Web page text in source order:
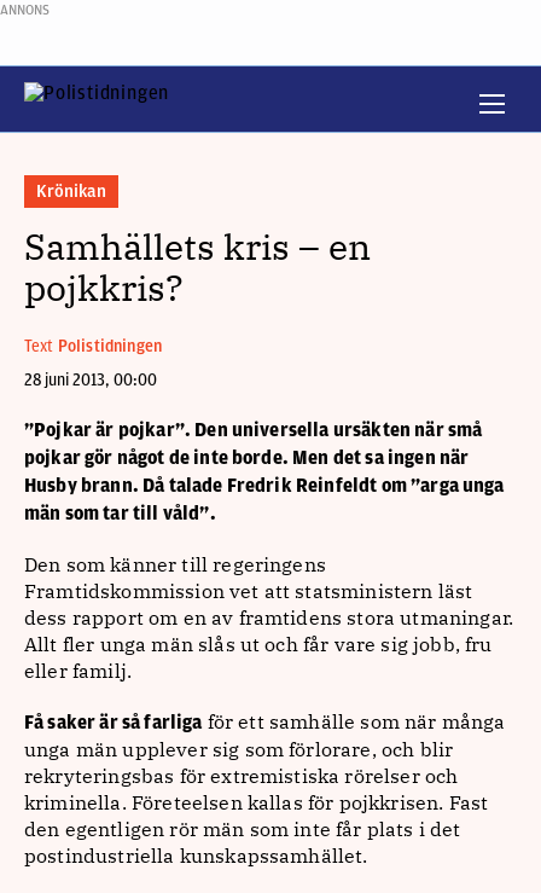
ANNONS
Krönikan
Samhällets kris – en
pojkkris?
Text Polistidningen
28 juni 2013, 00:00
”Pojkar är pojkar”. Den universella ursäkten när små
pojkar gör något de inte borde. Men det sa ingen när
Husby brann. Då talade Fredrik Reinfeldt om ”arga unga
män som tar till våld”.
Den som känner till regeringens
Framtidskommission vet att statsministern läst
dess rapport om en av framtidens stora utmaningar.
Allt fler unga män slås ut och får vare sig jobb, fru
eller familj.
Få saker är så farligaför ett samhälle som när många
unga män upplever sig som förlorare, och blir
rekryteringsbas för extremistiska rörelser och
kriminella. Företeelsen kallas för pojkkrisen. Fast
den egentligen rör män som inte får plats i det
postindustriella kunskapssamhället.